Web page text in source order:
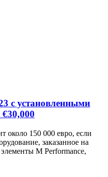
с установленными
около 150 000 евро, если
заказанное на
M Performance,